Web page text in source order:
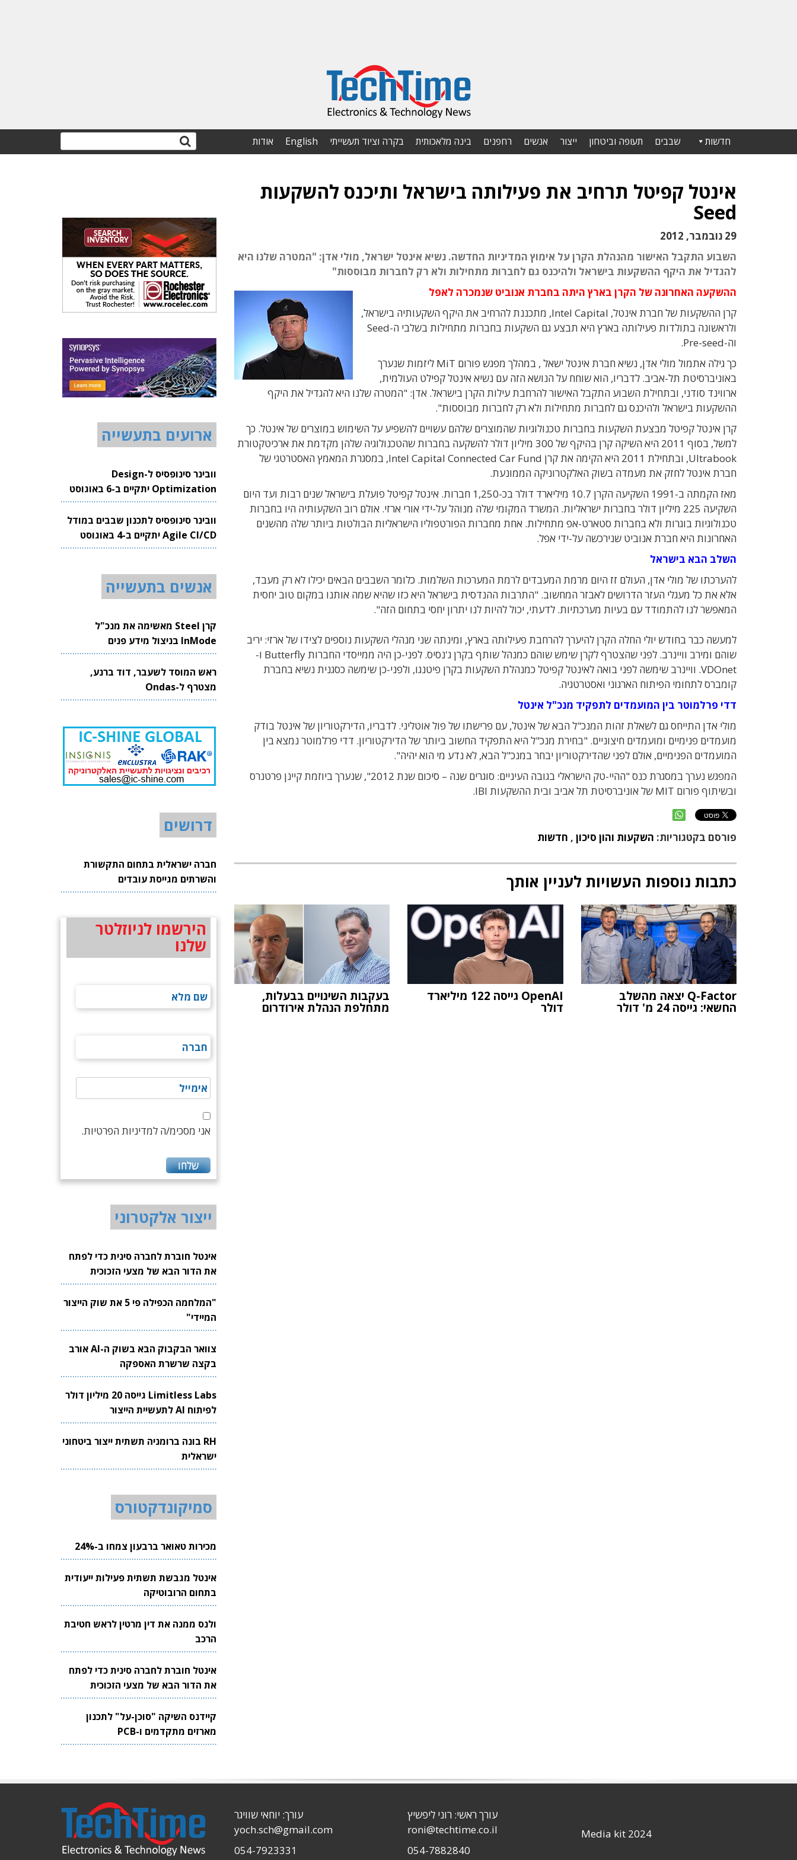
חדשות שבבים תעופה וביטחון ייצור אנשים רחפנים בינה מלאכותית בקרה וציוד תעשייתי English אודות
אינטל קפיטל תרחיב את פעילותה בישראל ותיכנס להשקעות
Seed
29 נובמבר, 2012
השבוע התקבל האישור מהנהלת הקרן על אימוץ המדיניות החדשה. נשיא אינטל ישראל, מולי אדן: "המטרה שלנו היא
להגדיל את היקף ההשקעות בישראל ולהיכנס גם לחברות מתחילות ולא רק לחברות מבוססות"
ההשקעה האחרונה של הקרן בארץ היתה בחברת אנוביט שנמכרה לאפל
קרן ההשקעות של חברת אינטל, Intel Capital, מתכננת להרחיב את היקף השקעותיה בישראל,
ולראשונה בתולדות פעילותה בארץ היא תבצע גם השקעות בחברות מתחילות בשלבי ה-Seed
וה-Pre-seed.
כך גילה אתמול מולי אדן, נשיא חברת אינטל ישאל , במהלך מפגש פורום MiT ליזמות שנערך
באוניברסיטת תל-אביב. לדבריו, הוא שוחח על הנושא הזה עם נשיא אינטל קפילט העולמית,
ארווינד סודני, ובתחילת השבוע התקבל האישור להרחבת עילות הקרן בישראל. אדן: "המטרה שלנו היא להגדיל את היקף
ההשקעות בישראל ולהיכנס גם לחברות מתחילות ולא רק לחברות מבוססות".
קרן אינטל קפיטל מבצעת השקעות בחברות טכנולוגיות שהמוצרים שלהם עשויים להשפיע על השימוש במוצרים של אינטל. כך
למשל, בסוף 2011 היא השיקה קרן בהיקף של 300 מיליון דולר להשקעה בחברות שהטכנולוגיה שלהן מקדמת את ארכיטקטורת
Ultrabook, ובתחילת 2011 היא הקימה את קרן Intel Capital Connected Car Fund, במסגרת המאמץ האסטרטגי של
חברת אינטל לחזק את מעמדה בשוק האלקטרוניקה הממונעת.
מאז הקמתה ב-1991 השקיעה הקרן 10.7 מיליארד דולר בכ-1,250 חברות. אינטל קפיטל פועלת בישראל שנים רבות ועד היום
השקיעה 225 מיליון דולר בחברות ישראליות. המשרד המקומי שלה מנוהל על-ידי אורי ארזי. אולם רוב השקעותיה היו בחברות
טכנולוגיות בוגרות ולא בחברות סטארט-אפ מתחילות. אחת מחברות הפורטפוליו הישראליות הבולטות ביותר שלה מהשנים
האחרונות היא חברת אנוביט שנירכשה על-ידי אפל.
השלב הבא בישראל
להערכתו של מולי אדן, העולם זז היום מרמת המעבדים לרמת המערכות השלמות. כלומר השבבים הבאים יכילו לא רק מעבד,
אלא את כל מעגלי העזר הדרושים לאבזר המחשוב. "התרבות ההנדסית בישראל היא כזו שהיא שמה אותנו במקום טוב יחסית
המאפשר לנו להתמודד עם בעיות מערכתיות. לדעתי, יכול להיות לנו יתרון יחסי בתחום הזה".
למעשה כבר בחודש יולי החלה הקרן להיערך להרחבת פעילותה בארץ, ומינתה שני מנהלי השקעות נוספים לצידו של ארזי: יריב
שוהם ומירב וויינרב. לפני שהצטרף לקרן שימש שוהם כמנהל שותף בקרן ג'נסיס. לפני-כן היה ממייסדי החברות Butterfly ו-
VDOnet. וויינרב שימשה לפני בואה לאינטל קפיטל כמנהלת השקעות בקרן פיטנגו, ולפני-כן שימשה כסגנית נשיא בחברת
קומברס לתחומי הפיתוח הארגוני ואסטרטגיה.
דדי פרלמוטר בין המועמדים לתפקיד מנכ"ל אינטל
מולי אדן התייחס גם לשאלת זהות המנכ"ל הבא של אינטל, עם פרישתו של פול אוטליני. לדבריו, הדירקטוריון של אינטל בודק
מועמדים פנימיים ומועמדים חיצוניים. "בחירת מנכ"ל היא התפקיד החשוב ביותר של הדירקטוריון. דדי פרלמוטר נמצא בין
המועמדים הפנימיים, אולם לפני שהדירקטוריון יבחר במנכ"ל הבא, לא נדע מי הוא יהיה".
המפגש נערך במסגרת כנס "ההיי-טק הישראלי בגובה העיניים: סוגרים שנה – סיכום שנת 2012", שנערך ביוזמת קיינן פרטנרס
ובשיתוף פורום MIT של אוניברסיטת תל אביב ובית ההשקעות IBI.
פורסם בקטגוריות: השקעות והון סיכון , חדשות
כתבות נוספות העשויות לעניין אותך
Q-Factor יצאה מהשלב
החשאי: גייסה 24 מ' דולר
OpenAI גייסה 122 מיליארד
דולר
בעקבות השינויים בבעלות,
מתחלפת הנהלת אירודרום
ארועים בתעשייה
וובינר סינופסיס ל-Design
Optimization יתקיים ב-6 באוגוסט
2026
וובינר סינופסיס לתכנון שבבים במודל
Agile CI/CD יתקיים ב-4 באוגוסט
2026
אנשים בתעשייה
קרן Steel מאשימה את מנכ"ל
InMode בניצול מידע פנים
ראש המוסד לשעבר, דוד ברנע,
מצטרף ל-Ondas
דרושים
חברה ישראלית בתחום התקשורת
והשרתים מגייסת עובדים
הירשמו לניוזלטר
שלנו
אני מסכימ/ה למדיניות הפרטיות.
ייצור אלקטרוני
אינטל חוברת לחברה סינית כדי לפתח
את הדור הבא של מצעי הזכוכית
לשבבים
"המלחמה הכפילה פי 5 את שוק הייצור
המיידי"
צוואר הבקבוק הבא בשוק ה-AI אורב
בקצה שרשרת האספקה
Limitless Labs גייסה 20 מיליון דולר
לפיתוח AI לתעשיית הייצור
RH בונה ברומניה תשתית ייצור ביטחוני
ישראלית
סמיקונדקטורס
מכירות טאואר ברבעון צמחו ב-24%
אינטל מגבשת תשתית פעילות ייעודית
בתחום הרובוטיקה
ולנס ממנה את דין מרטין לראש חטיבת
הרכב
אינטל חוברת לחברה סינית כדי לפתח
את הדור הבא של מצעי הזכוכית
לשבבים
קיידנס השיקה "סוכן-על" לתכנון
מארזים מתקדמים ו-PCB
Media kit 2024
עורך ראשי: רוני ליפשיץ
roni@techtime.co.il
054-7882840
עורך: יוחאי שוויגר
yoch.sch@gmail.com
054-7923331